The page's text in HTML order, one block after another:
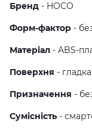
Бренд - HOCO
Форм-фактор -
Матеріал - ABS-
Поверхня -
Призначення -
Сумісність -